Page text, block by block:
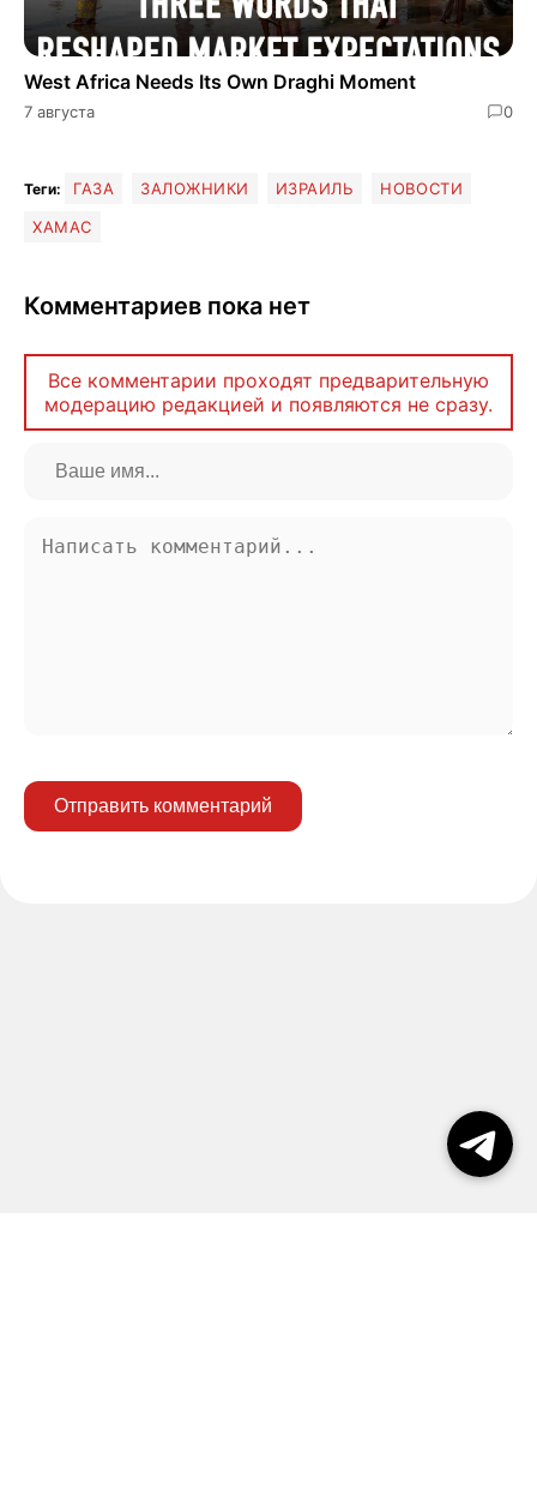
West Africa Needs Its Own Draghi Moment
7 августа 0
Теги: ГАЗА ЗАЛОЖНИКИ ИЗРАИЛЬ
НОВОСТИ
ХАМАС
Комментариев пока нет
Все комментарии проходят предварительную
модерацию редакцией и появляются не сразу.
Отправить комментарий